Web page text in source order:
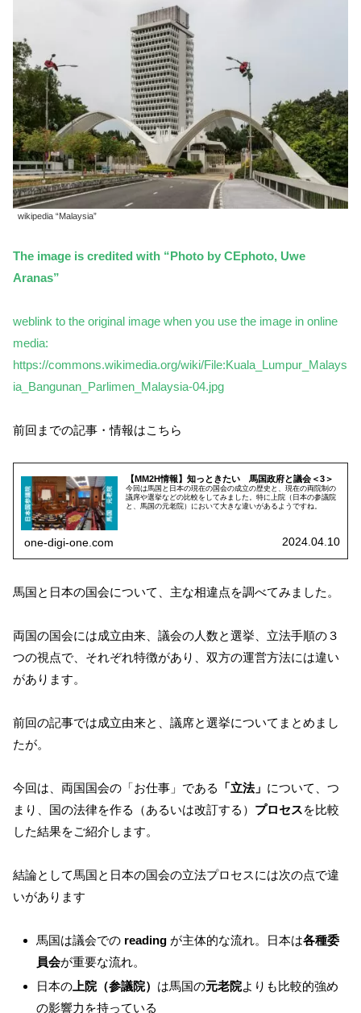
wikipedia “Malaysia”
The image is credited with “Photo by CEphoto, Uwe
Aranas”
weblink to the original image when you use the image in online
media:
https://commons.wikimedia.org/wiki/File:Kuala_Lumpur_Malays
ia_Bangunan_Parlimen_Malaysia-04.jpg
前回までの記事・情報はこちら
【MM2H情報】知っときたい 馬国政府と議会＜3＞
今回は馬国と日本の現在の国会の成立の歴史と、現在の両院制の
議席や選挙などの比較をしてみました。特に上院（日本の参議院
と、馬国の元老院）において大きな違いがあるようですね。
one-digi-one.com 2024.04.10
馬国と日本の国会について、主な相違点を調べてみました。
両国の国会には成立由来、議会の人数と選挙、立法手順の３
つの視点で、それぞれ特徴があり、双方の運営方法には違い
があります。
前回の記事では成立由来と、議席と選挙についてまとめまし
たが。
今回は、両国国会の「お仕事」である 「立法」 について、つ
まり、国の法律を作る（あるいは改訂する） プロセスを比較
した結果をご紹介します。
結論として馬国と日本の国会の立法プロセスには次の点で違
いがあります
馬国は議会での reading が主体的な流れ。日本は各種委
員会が重要な流れ。
日本の 上院（参議院） は馬国の元老院よりも比較的強め
の影響力を持っている